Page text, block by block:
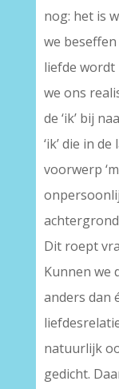
nog: het is
we
liefde wordt
we ons
de ‘ik’ bij
‘ik’ die in
voorwerp
Dit roept
Kunnen we
anders dan
liefdesrelatie
natuurlijk
gedicht.